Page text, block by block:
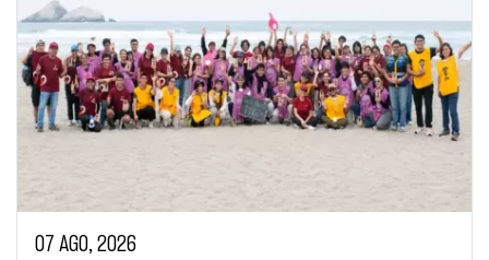
07 AGO, 2026